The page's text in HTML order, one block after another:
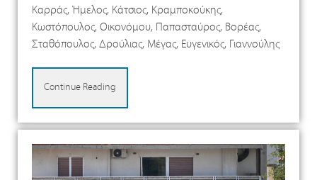
Καρράς, Ήμελος, Κάτσιος, Κραμποκούκης,
Κωστόπουλος, Οικονόμου, Παπασταύρος, Βορέας,
Σταθόπουλος, Δρούλιας, Μέγας, Ευγενικός, Γιαννούλης
Continue Reading